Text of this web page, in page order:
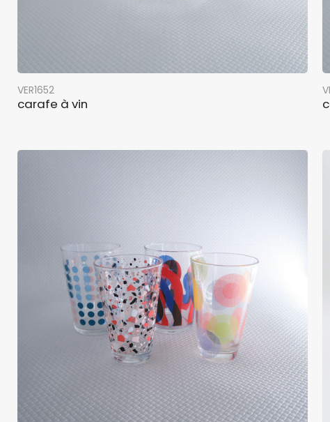
VER1652
carafe à vin